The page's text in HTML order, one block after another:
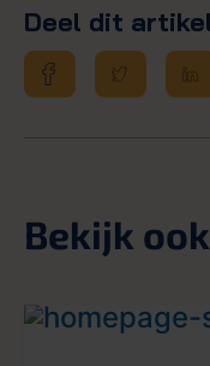
Deel dit
Bekijk